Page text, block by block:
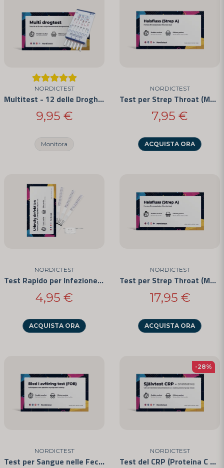
NORDICTEST
Multitest - 12 delle Droghe più Comunemente Abusate
9,95 €
Monitora
NORDICTEST
Test per Strep Throat (Mal di Gola da Streptococco)
7,95 €
ACQUISTA ORA
NORDICTEST
Test Rapido per Infezione delle Vie Urinarie
4,95 €
ACQUISTA ORA
NORDICTEST
Test per Strep Throat (Mal di Gola da Streptococco) 3 Confezioni
17,95 €
ACQUISTA ORA
NORDICTEST
Test per Sangue nelle Feci (FOB)
NORDICTEST
Test del CRP (Proteina C Reattiva) - Per Uso Domestico
-28%
email
Indirizzo e-mail